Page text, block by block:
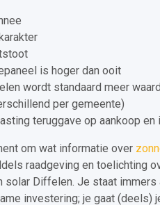
is hoger dan ooit
wordt standaard meer waard
per gemeente)
teruggave op aankoop en
om wat informatie over
raadgeving en toelichting
solar Diffelen. Je staat immers
investering; je gaat (deels)